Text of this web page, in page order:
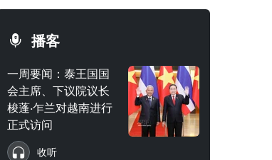
播客
一周要闻：泰王国国
会主席、下议院议长
梭蓬·乍兰对越南进行
正式访问
收听